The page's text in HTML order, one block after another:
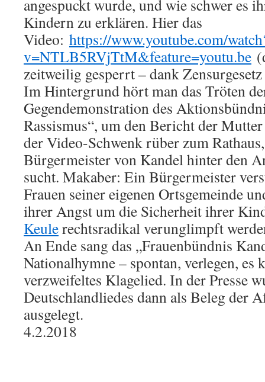
angespuckt wurde, und wie schwer es
Kindern zu erklären. Hier das
Video: https://www.youtube.com/
v=NTLB5RVjTtM&feature=youtu.be
zeitweilig gesperrt – dank
Im Hintergrund hört man das Tröten
Gegendemonstration des
Rassismus“, um den Bericht der
der Video-Schwenk rüber zum
Bürgermeister von Kandel hinter den
sucht. Makaber: Ein Bürgermeister
Frauen seiner eigenen Ortsgemeinde
ihrer Angst um die Sicherheit ihrer
Keulerechtsradikal verunglimpft
An Ende sang das „Frauenbündnis
Nationalhymne – spontan, verlegen, es
verzweifeltes Klagelied. In der Presse
Deutschlandliedes dann als Beleg der
ausgelegt.
4.2.2018